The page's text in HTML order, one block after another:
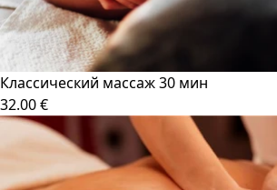
Классический массаж 30 мин
32.00 €